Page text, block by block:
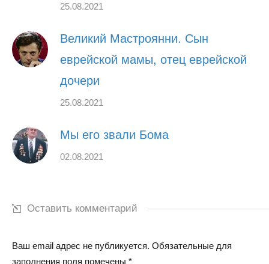
25.08.2021
Великий Мастроянни. Сын
еврейской мамы, отец еврейской
дочери
25.08.2021
Мы его звали Бома
02.08.2021
Оставить комментарий
Ваш email адрес не публикуется. Обязательные для
заполнения поля помечены *